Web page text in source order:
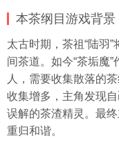
本茶纲目游戏背景
太古时期，茶祖“陆羽
间茶道。如今“茶垢魔
人，需要收集散落的
收集增多，主角发现
误解的茶渣精灵。最
重归和谐。